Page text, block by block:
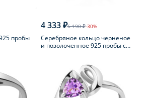
пробы
4 333 ₽6 190 ₽-30%
Серебряное кольцо черненое
и позолоченное 925 пробы с